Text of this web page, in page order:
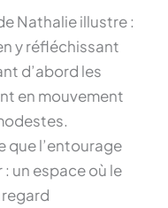
Nathalie illustre :
y réfléchissant
d’abord les
en mouvement
que l’entourage
un espace où le